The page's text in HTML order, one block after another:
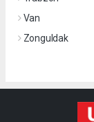
Van
Zonguldak